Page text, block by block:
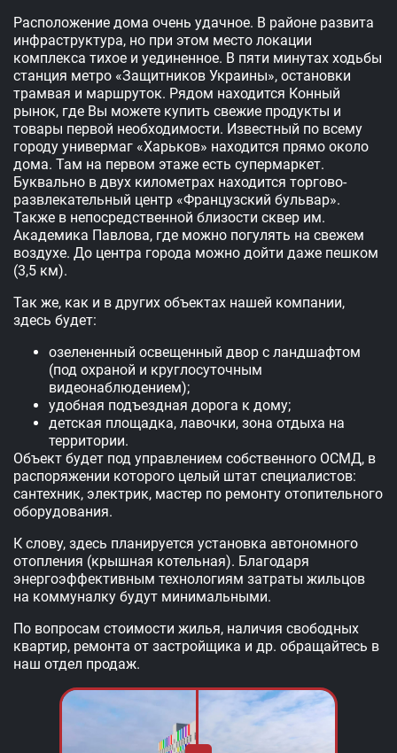
Расположение дома очень удачное. В районе развита
инфраструктура, но при этом место локации
комплекса тихое и уединенное. В пяти минутах ходьбы
станция метро «Защитников Украины», остановки
трамвая и маршруток. Рядом находится Конный
рынок, где Вы можете купить свежие продукты и
товары первой необходимости. Известный по всему
городу универмаг «Харьков» находится прямо около
дома. Там на первом этаже есть супермаркет.
Буквально в двух километрах находится торгово-
развлекательный центр «Французский бульвар».
Также в непосредственной близости сквер им.
Академика Павлова, где можно погулять на свежем
воздухе. До центра города можно дойти даже пешком
(3,5 км).
Так же, как и в других объектах нашей компании,
здесь будет:
озелененный освещенный двор с ландшафтом
(под охраной и круглосуточным
видеонаблюдением);
удобная подъездная дорога к дому;
детская площадка, лавочки, зона отдыха на
территории.
Объект будет под управлением собственного ОСМД, в
распоряжении которого целый штат специалистов:
сантехник, электрик, мастер по ремонту отопительного
оборудования.
К слову, здесь планируется установка автономного
отопления (крышная котельная). Благодаря
энергоэффективным технологиям затраты жильцов
на коммуналку будут минимальными.
По вопросам стоимости жилья, наличия свободных
квартир, ремонта от застройщика и др. обращайтесь в
наш отдел продаж.